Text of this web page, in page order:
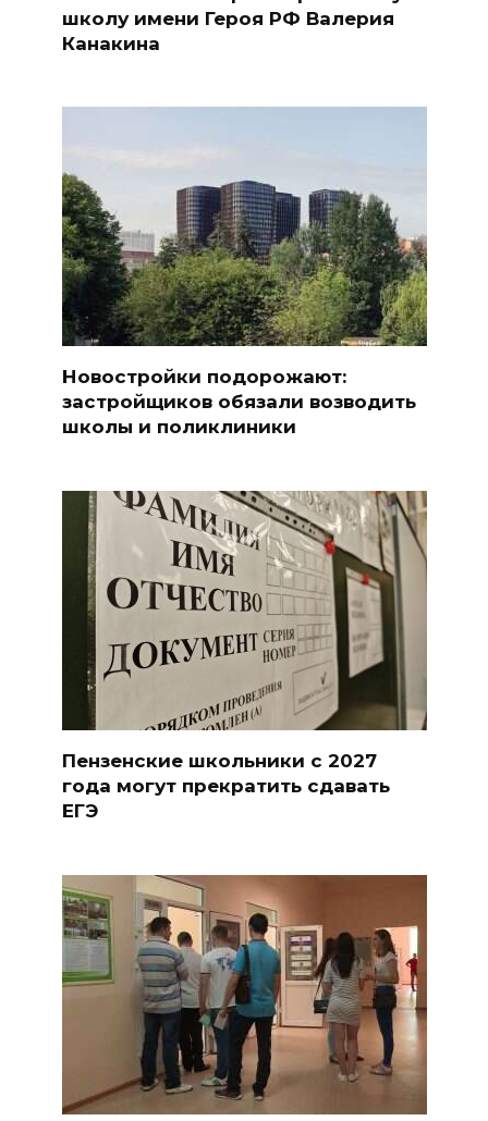
школу имени Героя РФ Валерия
Канакина
Новостройки подорожают:
застройщиков обязали возводить
школы и поликлиники
Пензенские школьники с 2027
года могут прекратить сдавать
ЕГЭ